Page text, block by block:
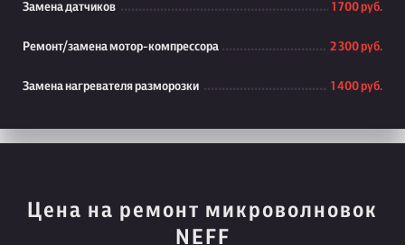
Замена датчиков 1 700 руб.
Ремонт/замена мотор-компрессора 2 300 руб.
Замена нагревателя разморозки 1 400 руб.
Цена на ремонт микроволновок
NEFF